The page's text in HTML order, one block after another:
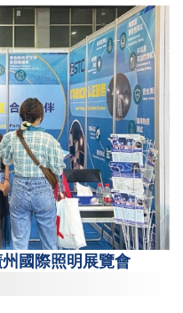
國際照明展覽會